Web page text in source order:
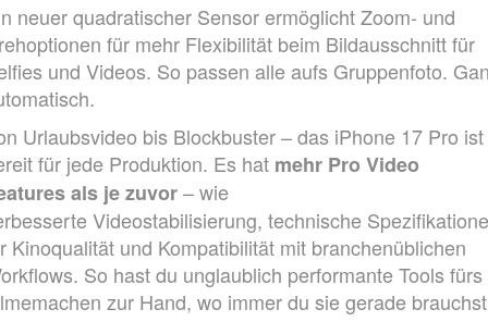
neuer quadratischer Sensor ermöglicht Zoom‑ und
für mehr Flexibilität beim Bildausschnitt für
und Videos. So passen alle aufs Gruppenfoto.
Urlaubsvideo bis Blockbuster – das iPhone 17 Pro ist
für jede Produktion. Es hat mehr Pro Video
als je zuvor– wie
Videostabilisierung, technische
Kinoqualität und Kompatibilität mit branchen­üblichen
So hast du unglaublich performante Tools fürs
zur Hand, wo immer du sie gerade